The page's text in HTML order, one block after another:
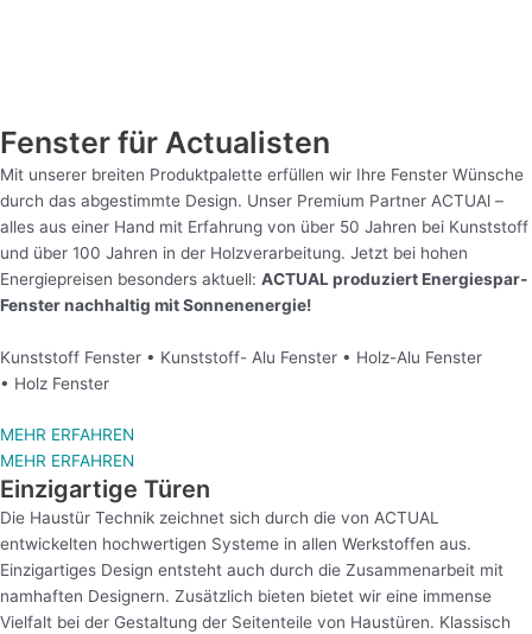
Fenster für Actualisten
Mit unserer breiten Produktpalette erfüllen wir Ihre Fenster Wünsche
durch das abgestimmte Design. Unser Premium Partner ACTUAl –
alles aus einer Hand mit Erfahrung von über 50 Jahren bei Kunststoff
und über 100 Jahren in der Holzverarbeitung. Jetzt bei hohen
Energiepreisen besonders aktuell: ACTUAL produziert Energiespar-
Fenster nachhaltig mit Sonnenenergie!
Kunststoff Fenster • Kunststoff- Alu Fenster • Holz-Alu Fenster
• Holz Fenster
MEHR ERFAHREN
MEHR ERFAHREN
Einzigartige Türen
Die Haustür Technik zeichnet sich durch die von ACTUAL
entwickelten hochwertigen Systeme in allen Werkstoffen aus.
Einzigartiges Design entsteht auch durch die Zusammenarbeit mit
namhaften Designern. Zusätzlich bieten bietet wir eine immense
Vielfalt bei der Gestaltung der Seitenteile von Haustüren. Klassisch